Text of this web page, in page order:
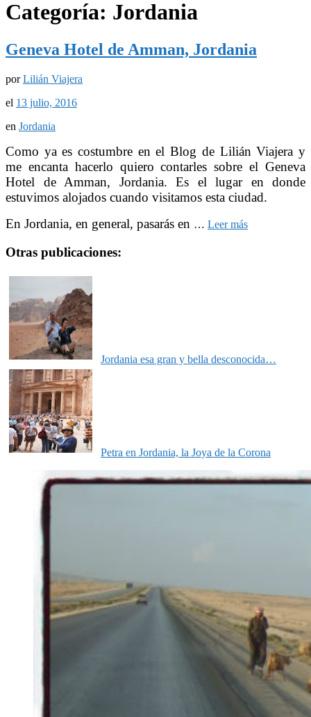
Categoría: Jordania
Geneva Hotel de Amman, Jordania
porLilián Viajera
el 13 julio, 2016
en Jordania
Como ya es costumbre en el Blog de Lilián Viajera y
me encanta hacerlo quiero contarles sobre el Geneva
Hotel de Amman, Jordania. Es el lugar en donde
estuvimos alojados cuando visitamos esta ciudad.
En Jordania, en general, pasarás en … Leer más
Otras publicaciones:
Jordania esa gran y bella desconocida…
Petra en Jordania, la Joya de la Corona